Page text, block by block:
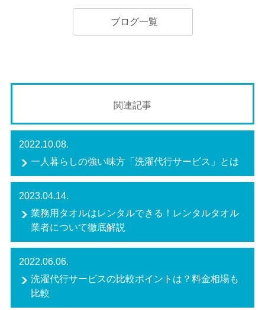
ブログ一覧
関連記事
2022.10.08.
一人暮らしの強い味方「洗濯代行サービス」とは
2023.04.14.
業務用タオルはレンタルできる！レンタルタオル
業者について徹底解説
2022.06.06.
洗濯代行サービスの比較ポイントは？料金相場も
比較